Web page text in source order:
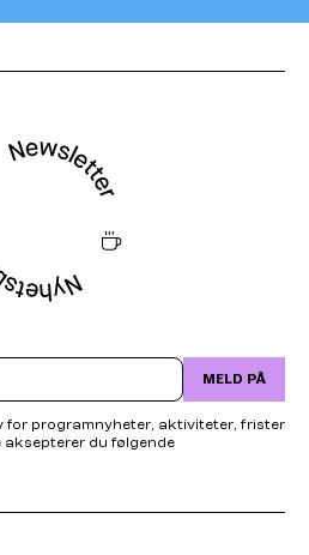
MELD PÅ
for programnyheter, aktiviteter, frister
aksepterer du følgende